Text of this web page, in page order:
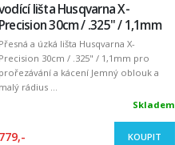
lišta Husqvarna X-
Precision 30cm / .325" / 1,1mm
Přesná a úzká lišta Husqvarna X-
Precision 30cm / .325" / 1,1mm pro
prořezávání a kácení Jemný oblouk a
malý rádius ...
Skladem
779,- KOUPIT